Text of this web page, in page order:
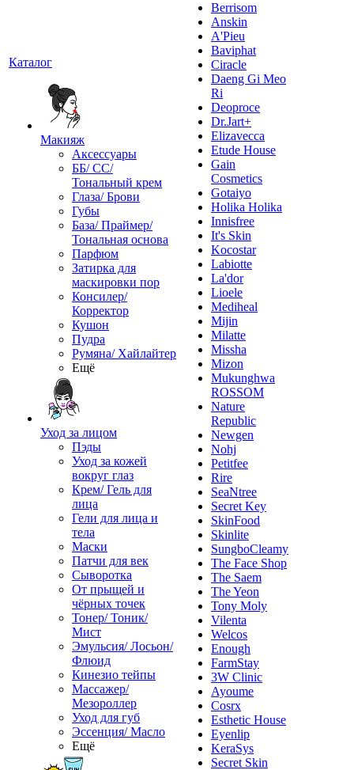
Каталог
Макияж
Аксессуары
ББ/ СС/
Тональный крем
Глаза/ Брови
Губы
База/ Праймер/
Тональная основа
Парфюм
Затирка для
маскировки пор
Консилер/
Корректор
Кушон
Пудра
Румяна/ Хайлайтер
Ещё
Уход за лицом
Пэды
Уход за кожей
вокруг глаз
Крем/ Гель для
лица
Гели для лица и
тела
Маски
Патчи для век
Сыворотка
От прыщей и
чёрных точек
Тонер/ Тоник/
Мист
Эмульсия/ Лосьон/
Флюид
Кинезио тейпы
Массажер/
Мезороллер
Уход для губ
Эссенция/ Масло
Ещё
Berrisom
Anskin
A'Pieu
Baviphat
Ciracle
Daeng Gi Meo
Ri
Deoproce
Dr.Jart+
Elizavecca
Etude House
Gain
Cosmetics
Gotaiyo
Holika Holika
Innisfree
It's Skin
Kocostar
Labiotte
La'dor
Lioele
Mediheal
Mijin
Milatte
Missha
Mizon
Mukunghwa
ROSSOM
Nature
Republic
Newgen
Nohj
Petitfee
Rire
SeaNtree
Secret Key
SkinFood
Skinlite
SungboCleamy
The Face Shop
The Saem
The Yeon
Tony Moly
Vilenta
Welcos
Enough
FarmStay
3W Clinic
Ayoume
Cosrx
Esthetic House
Eyenlip
KeraSys
Secret Skin